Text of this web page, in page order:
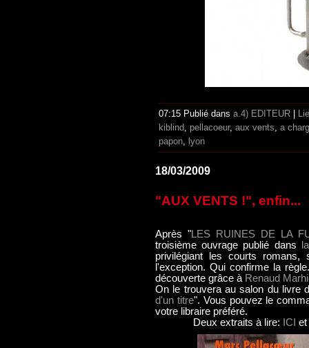
07:15 Publié dans a.4) EDITEUR
kiblind, pellacoeur, aux vents, a
papon, lyon
18/03/2009
"AUX VENTS !", enfin...
Après "LES RUINES DE LA
troisième ouvrage publié dans
privilégiant les courts
l'exception. Qui confirme la
découverte grâce à Renaud
On le trouvera au salon du livre
d'un titre". Vous pouvez le
votre libraire préféré.
Deux extraits à lire: ICI et